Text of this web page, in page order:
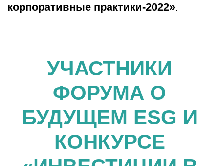
корпоративные практики-2022».
УЧАСТНИКИ
ФОРУМА О
БУДУЩЕМ ESG И
КОНКУРСЕ